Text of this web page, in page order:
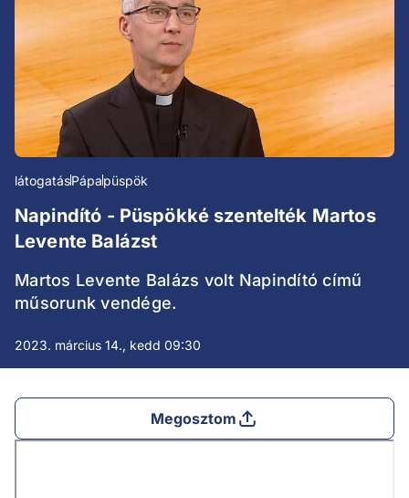
látogatásPápapüspök
Napindító - Püspökké szentelték Martos
Levente Balázst
Martos Levente Balázs volt Napindító című
műsorunk vendége.
2023. március 14., kedd 09:30
Megosztom